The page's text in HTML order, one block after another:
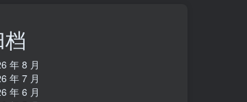
档
年 8 月
年 7 月
年 6 月